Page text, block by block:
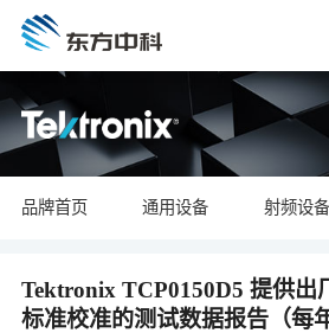
品牌首页 通用设备 射频设备
Tektronix TCP0150D5 提供出
标准校准的测试数据报告（每